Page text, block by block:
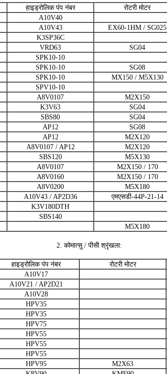
हाइड्रोलिक पंप नंबर रोटरी मोटर
A10V40
A10V43 EX60-1HM / SG025
K3SP36C
VRD63
SG04
SPK10-10
SPK10-10 SG08
SPK10-10 MX150 / M5X130
SPV10-10
A8V0107
M2X150
K3V63 SG04
SBS80 SG04
AP12
SG08
AP12 M2X120
A8V0107 / AP12 M2X120
SBS120 M5X130
A8V0107
M2X150 / 170
A8V0160 M2X150 / 170
A8V0200 M5X180
A10V43 / AP2D36 एमएसडी-44P-21-14
K3V180DTH
SBS140
M5X180
2. कोमात्सु / पीसी श्रृंखला:
हाइड्रोलिक पंप नंबर रोटरी मोटर
A10V17
A10V21 / AP2D21
A10V28
HPV35
HPV35
HPV75
HPV55
HPV55
HPV55
HPV95 M2X63